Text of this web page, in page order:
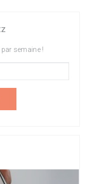
par semaine !